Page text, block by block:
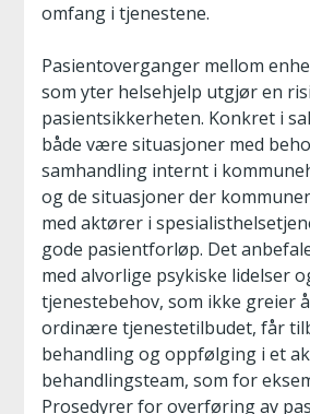
omfang i tjenestene.
Pasientoverganger mellom
som yter helsehjelp utgjør en
pasientsikkerheten. Konkret i
både være situasjoner med
samhandling internt i
og de situasjoner der
med aktører i
gode pasientforløp. Det
med alvorlige psykiske lidelser
tjenestebehov, som ikke greier
ordinære tjenestetilbudet, får
behandling og oppfølging i et
behandlingsteam, som for
Prosedyrer for overføring av